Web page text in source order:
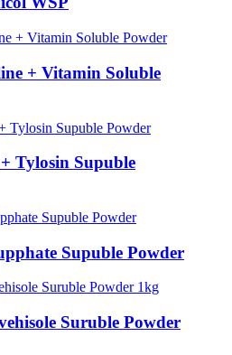
+ Vitamin Soluble
Tylosin Supuble
Supuble Powder
Suruble Powder